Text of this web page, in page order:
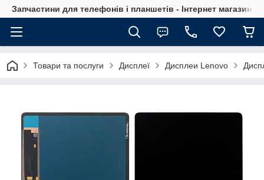
Запчастини для телефонів і планшетів - Інтернет магазин
Товари та послуги Дисплеї Дисплеи Lenovo